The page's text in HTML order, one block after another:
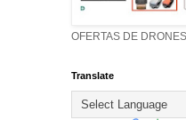
OFERTAS DE DRONES
Translate